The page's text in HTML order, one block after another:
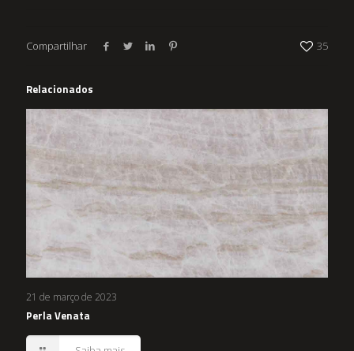
Compartilhar 35
Relacionados
21 de março de 2023
Perla Venata